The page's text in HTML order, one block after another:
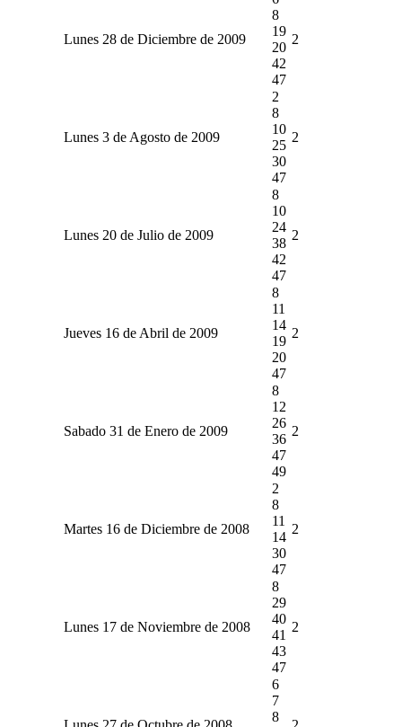
Lunes 28 de Diciembre de 2009
8
19
20
42
47
2
Lunes 3 de Agosto de 2009
2
8
10
25
30
47
2
Lunes 20 de Julio de 2009
8
10
24
38
42
47
2
Jueves 16 de Abril de 2009
8
11
14
19
20
47
2
Sabado 31 de Enero de 2009
8
12
26
36
47
49
2
Martes 16 de Diciembre de 2008
2
8
11
14
30
47
2
Lunes 17 de Noviembre de 2008
8
29
40
41
43
47
2
6
7
8